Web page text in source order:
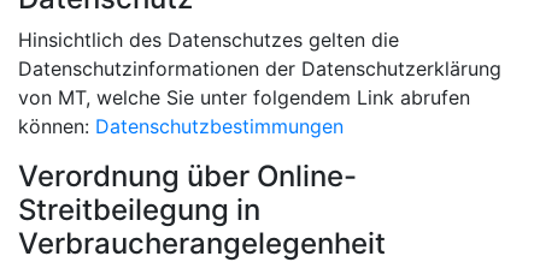
Hinsichtlich des Datenschutzes gelten die
Datenschutzinformationen der Datenschutzerklärung
von MT, welche Sie unter folgendem Link abrufen
können: Datenschutzbestimmungen
Verordnung über Online-
Streitbeilegung in
Verbraucherangelegenheit